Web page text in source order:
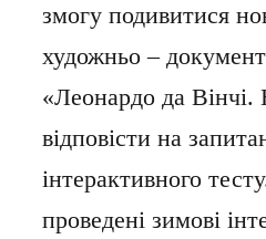
змогу подивитися
художньо –
«Леонардо да Вінчі.
відповісти на
інтерактивного
проведені зимові